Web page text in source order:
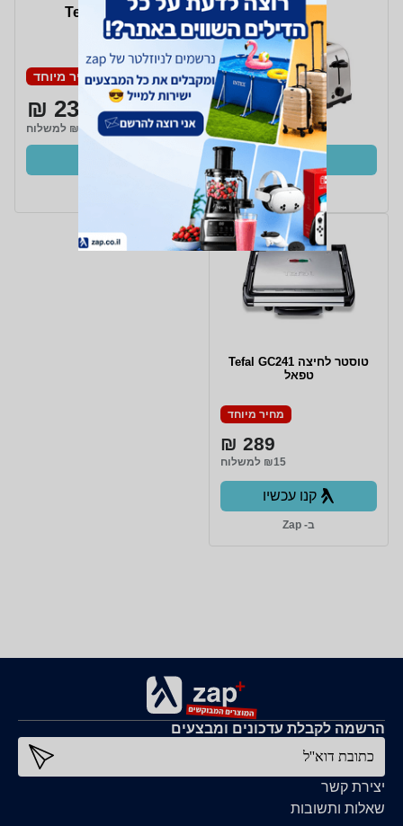
מצנם Tefal TL330D
מחיר מיוחד
235 ₪
₪29 למשלוח
קנו עכשיו
ב- חשמל חכם+
טוסטר לחיצה Tefal GC241
טפאל
מחיר מיוחד
289 ₪
₪15 למשלוח
קנו עכשיו
ב- Zap
יצירת קשר
שאלות ותשובות
הרשמה לקבלת עדכונים ומבצעים
כתובת דוא''ל